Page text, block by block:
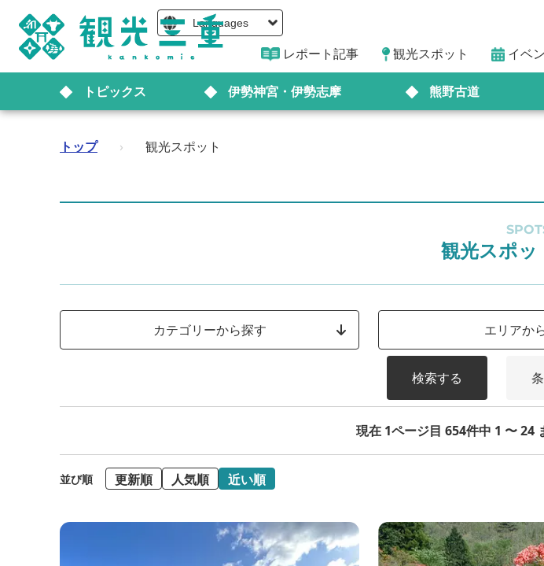
Languages
レポート記事 観光スポット イベ
トピックス 伊勢神宮・伊勢志摩 熊野古道
トップ › 観光スポット
観光スポッ
カテゴリーから探す エリアか
検索する
現在 1ページ目 654件中 1 〜 24
並び順 更新順 人気順 近い順